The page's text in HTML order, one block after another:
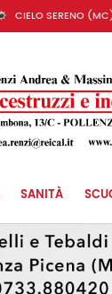
CIELO SERENO
SANITÀ